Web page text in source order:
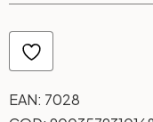
EAN: 7028